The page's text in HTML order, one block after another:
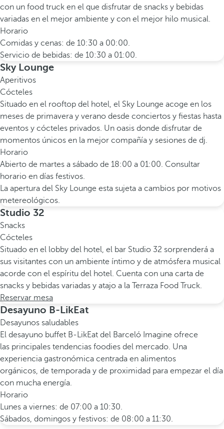
con un food truck en el que disfrutar de snacks y bebidas
variadas en el mejor ambiente y con el mejor hilo musical.
Horario
Comidas y cenas: de 10:30 a 00:00.
Servicio de bebidas: de 10:30 a 01:00.
Sky Lounge
Aperitivos
Cócteles
Situado en el rooftop del hotel, el Sky Lounge acoge en los
meses de primavera y verano desde conciertos y fiestas hasta
eventos y cócteles privados. Un oasis donde disfrutar de
momentos únicos en la mejor compañía y sesiones de dj.
Horario
Abierto de martes a sábado de 18:00 a 01:00. Consultar
horario en días festivos.
La apertura del Sky Lounge esta sujeta a cambios por motivos
metereológicos.
Studio 32
Snacks
Cócteles
Situado en el lobby del hotel, el bar Studio 32 sorprenderá a
sus visitantes con un ambiente íntimo y de atmósfera musical
acorde con el espíritu del hotel. Cuenta con una carta de
snacks y bebidas variadas y atajo a la Terraza Food Truck.
Reservar mesa
Desayuno B-LikEat
Desayunos saludables
El desayuno buffet B-LikEat del Barceló Imagine ofrece
las principales tendencias foodies del mercado. Una
experiencia gastronómica centrada en alimentos
orgánicos, de temporada y de proximidad para empezar el día
con mucha energía.
Horario
Lunes a viernes: de 07:00 a 10:30.
Sábados, domingos y festivos: de 08:00 a 11:30.